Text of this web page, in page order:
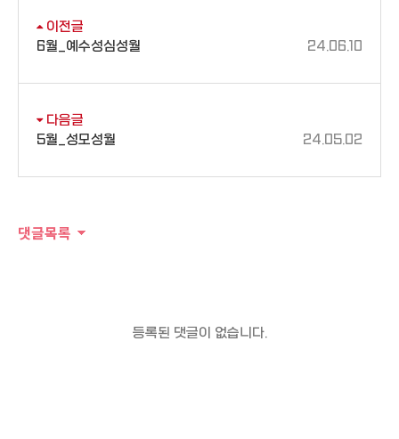
이전글
6월_예수성심성월
24.06.10
다음글
5월_성모성월
24.05.02
댓글목록
등록된 댓글이 없습니다.